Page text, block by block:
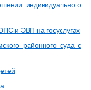
индивидуального
и ЭВП на госуслугах
районного суда с